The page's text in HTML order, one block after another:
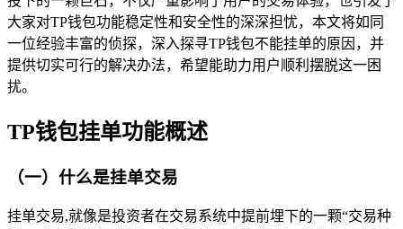
大家对TP钱包功能稳定性和安全性的深深担忧，本文将如同
一位经验丰富的侦探，深入探寻TP钱包不能挂单的原因，并
提供切实可行的解决办法，希望能助力用户顺利摆脱这一困
扰。
TP钱包挂单功能概述
（一）什么是挂单交易
挂单交易,就像是投资者在交易系统中提前埋下的一颗“交易种